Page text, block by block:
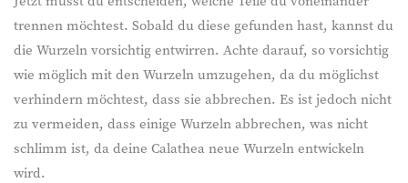
trennen möchtest. Sobald du diese gefunden hast, kannst du
die Wurzeln vorsichtig entwirren. Achte darauf, so vorsichtig
wie möglich mit den Wurzeln umzugehen, da du möglichst
verhindern möchtest, dass sie abbrechen. Es ist jedoch nicht
zu vermeiden, dass einige Wurzeln abbrechen, was nicht
schlimm ist, da deine Calathea neue Wurzeln entwickeln
wird.